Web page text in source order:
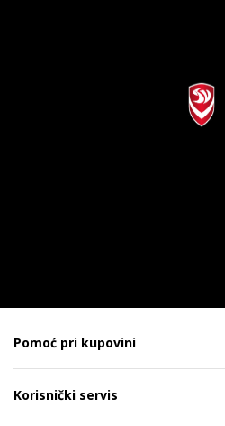
Pomoć pri kupovini
Korisnički servis